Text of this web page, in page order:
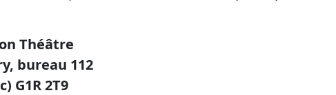
Théâtre
bureau 112
G1R 2T9